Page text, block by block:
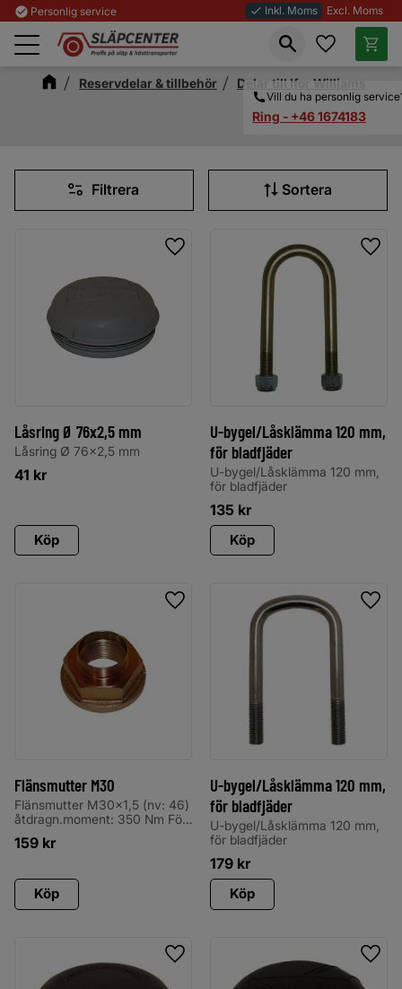
Meny
check_circle Personlig service done Inkl. Moms Excl. Moms
Vill du ha personlig
Ring - +46 1674183
Favoriter
Reservdelar & tillbehör Delar till Ifor Williams
Filtrera Sortera
Låsring Ø 76x2,5 mm
Låsring Ø 76x2,5 mm
41 kr
Lägg till i favoriter
Köp
U-bygel/Låsklämma 120 mm,
för bladfjäder
U-bygel/Låsklämma 120 mm,
för bladfjäder
135 kr
Köp
Flänsmutter M30
Flänsmutter M30x1,5 (nv: 46)
åtdragn.moment: 350 Nm För
Williams) För broms: 25-2025
159 kr
Lägg till i favoriter
Köp
U-bygel/Låsklämma 120 mm,
för bladfjäder
U-bygel/Låsklämma 120 mm,
för bladfjäder
179 kr
Köp
Lägg till i favoriter